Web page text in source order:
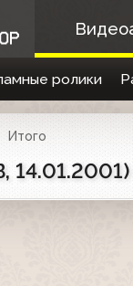
ролики
Итого
14.01.2001)